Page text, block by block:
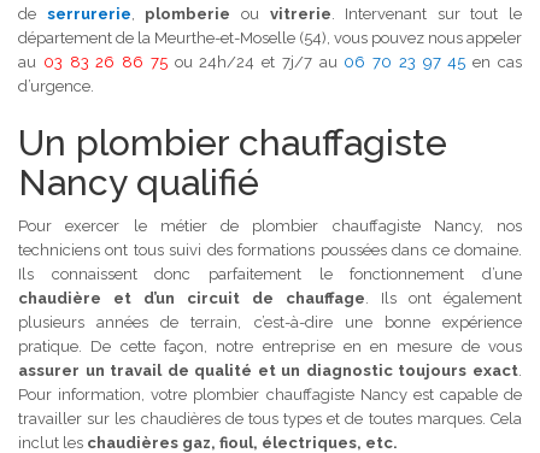
de serrurerie plomberie ou vitrerie . Intervenant sur tout le
département de la Meurthe-et-Moselle (54), vous pouvez nous appeler
au 03 83 26 86 75ou 24h/24 et 7j/7 au 06 70 23 97 45 en cas
d’urgence.
Un plombier chauffagiste
Nancy qualifié
Pour exercer le métier de plombier chauffagiste Nancy, nos
techniciens ont tous suivi des formations poussées dans ce domaine.
Ils connaissent donc parfaitement le fonctionnement d’une
chaudière et d’un circuit de chauffage . Ils ont également
plusieurs années de terrain, c’est-à-dire une bonne expérience
pratique. De cette façon, notre entreprise en en mesure de vous
assurer un travail de qualité et un diagnostic toujours exact
Pour information, votre plombier chauffagiste Nancy est capable de
travailler sur les chaudières de tous types et de toutes marques. Cela
inclut les chaudières gaz, fioul, électriques, etc.